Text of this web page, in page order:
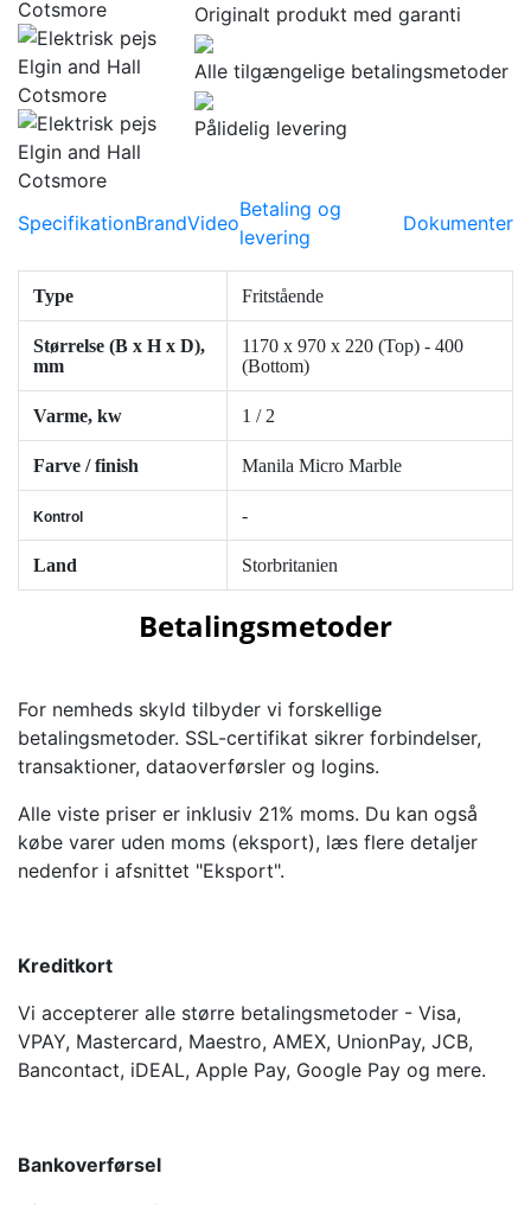
Originalt produkt med garanti
Alle tilgængelige betalingsmetoder
Pålidelig levering
SpecifikationBrandVideo
Betaling og
levering
Dokumenter
Type Fritstående
Størrelse (B x H x D),
mm
1170 x 970 x 220 (Top) - 400
(Bottom)
Varme, kw 1 / 2
Farve / finish Manila Micro Marble
Kontrol -
Land Storbritanien
Betalingsmetoder
For nemheds skyld tilbyder vi forskellige
betalingsmetoder. SSL-certifikat sikrer forbindelser,
transaktioner, dataoverførsler og logins.
Alle viste priser er inklusiv 21% moms. Du kan også
købe varer uden moms (eksport), læs flere detaljer
nedenfor i afsnittet "Eksport".
Kreditkort
Vi accepterer alle større betalingsmetoder - Visa,
VPAY, Mastercard, Maestro, AMEX, UnionPay, JCB,
Bancontact, iDEAL, Apple Pay, Google Pay og mere.
Bankoverførsel